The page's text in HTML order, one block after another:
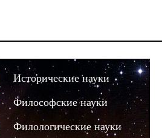
Исторические науки
Философские науки
Филологические науки